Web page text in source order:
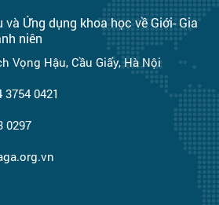
Ứng dụng khoa học về Giới- Gia
niên
Vọng Hậu, Cầu Giấy, Hà Nội
0421
0297